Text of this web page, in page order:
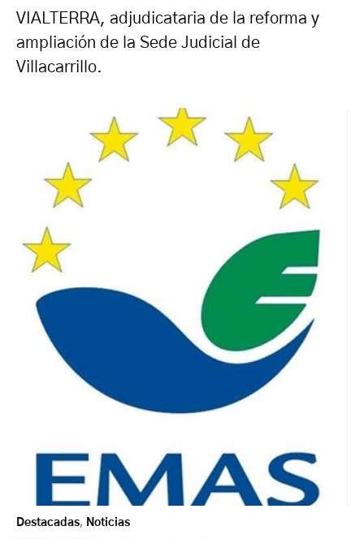
VIALTERRA, adjudicataria de la reforma y
ampliación de la Sede Judicial de
Villacarrillo.
Destacadas, Noticias